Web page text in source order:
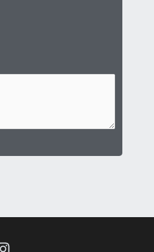
I